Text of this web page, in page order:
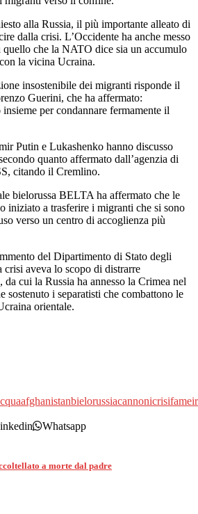
alla Russia, il più importante alleato di
dalla crisi. L’Occidente ha anche messo
che la NATO dice sia un accumulo
la vicina Ucraina.
insostenibile dei migranti risponde il
Guerini, che ha affermato:
insieme per condannare fermamente il
Putin e Lukashenko hanno discusso
quanto affermato dall’agenzia di
citando il Cremlino.
bielorussa BELTA ha affermato che le
iniziato a trasferire i migranti che si sono
verso un centro di accoglienza più
del Dipartimento di Stato degli
aveva lo scopo di distrarre
da cui la Russia ha annesso la Crimea nel
sostenuto i separatisti che combattono le
orientale.
afghanistanbielorussiacannonicrisifame
Whatsapp
a morte dal padre